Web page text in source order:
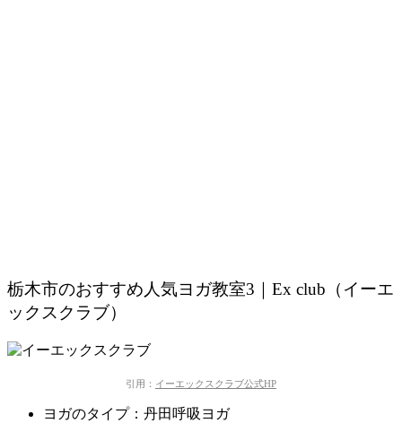
栃木市のおすすめ人気ヨガ教室3｜Ex club（イーエ
ックスクラブ）
引用： イーエックスクラブ公式HP
ヨガのタイプ：丹田呼吸ヨガ